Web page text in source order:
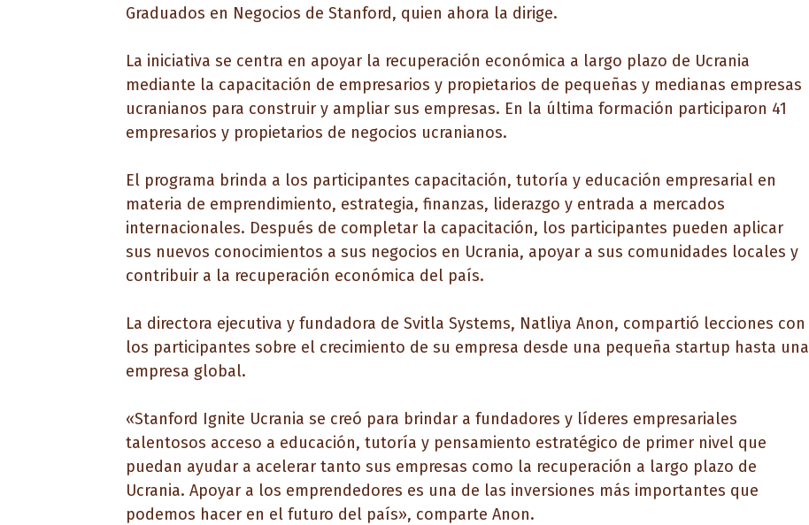
Graduados en Negocios de Stanford, quien ahora la dirige.
La iniciativa se centra en apoyar la recuperación económica a largo plazo de Ucrania
mediante la capacitación de empresarios y propietarios de pequeñas y medianas empresas
ucranianos para construir y ampliar sus empresas. En la última formación participaron 41
empresarios y propietarios de negocios ucranianos.
El programa brinda a los participantes capacitación, tutoría y educación empresarial en
materia de emprendimiento, estrategia, finanzas, liderazgo y entrada a mercados
internacionales. Después de completar la capacitación, los participantes pueden aplicar
sus nuevos conocimientos a sus negocios en Ucrania, apoyar a sus comunidades locales y
contribuir a la recuperación económica del país.
La directora ejecutiva y fundadora de Svitla Systems, Natliya Anon, compartió lecciones con
los participantes sobre el crecimiento de su empresa desde una pequeña startup hasta una
empresa global.
«Stanford Ignite Ucrania se creó para brindar a fundadores y líderes empresariales
talentosos acceso a educación, tutoría y pensamiento estratégico de primer nivel que
puedan ayudar a acelerar tanto sus empresas como la recuperación a largo plazo de
Ucrania. Apoyar a los emprendedores es una de las inversiones más importantes que
podemos hacer en el futuro del país», comparte Anon.